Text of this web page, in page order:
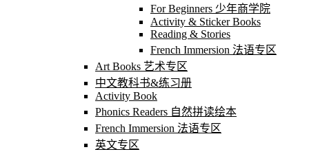
For Beginners 少年商学院
Activity & Sticker Books
Reading & Stories
French Immersion 法语专区
Art Books 艺术专区
中文教科书&练习册
Activity Book
Phonics Readers 自然拼读绘本
French Immersion 法语专区
英文专区